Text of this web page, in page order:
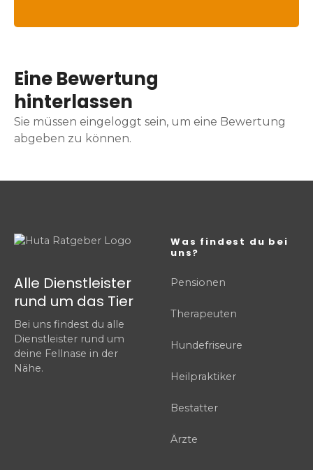
Eine Bewertung
hinterlassen
Sie müssen eingeloggt sein, um eine Bewertung
abgeben zu können.
Alle Dienstleister
rund um das Tier
Bei uns findest du alle
Dienstleister rund um
deine Fellnase in der
Nähe.
Was findest du bei
uns?
Pensionen
Therapeuten
Hundefriseure
Heilpraktiker
Bestatter
Ärzte